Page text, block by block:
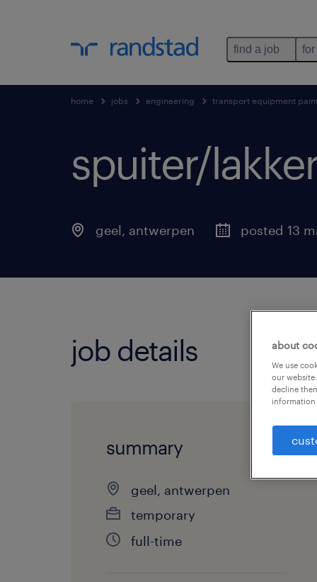
find a job
home jobs engineering transport equipment
spuiter/lakker
geel, antwerpen posted 13
job details
summary
geel, antwerpen
temporary
full-time
about
We use
our
decline
information